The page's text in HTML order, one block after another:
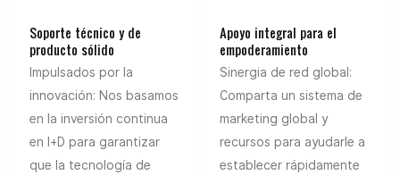
Soporte técnico y de
producto sólido
Impulsados ​​por la
innovación: Nos basamos
en la inversión continua
en I+D para garantizar
que la tecnología de
Apoyo integral para el
empoderamiento
Sinergia de red global:
Comparta un sistema de
marketing global y
recursos para ayudarle a
establecer rápidamente